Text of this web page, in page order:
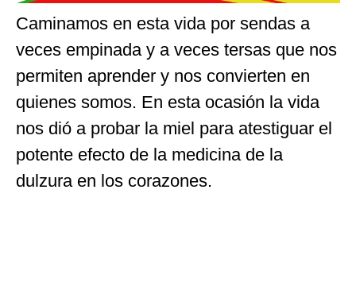
Caminamos en esta vida por sendas a
veces empinada y a veces tersas que nos
permiten aprender y nos convierten en
quienes somos. En esta ocasión la vida
nos dió a probar la miel para atestiguar el
potente efecto de la medicina de la
dulzura en los corazones.